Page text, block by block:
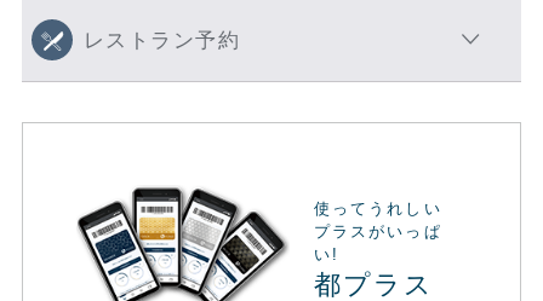
レストラン予約
使ってうれしい
プラスがいっぱ
い!
都プラス